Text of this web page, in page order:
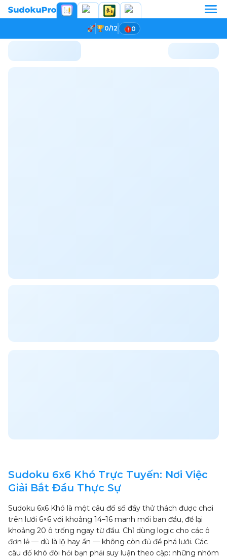
0/12 0
Sudoku 6x6 Khó Trực Tuyến: Nơi Việc
Giải Bắt Đầu Thực Sự
Sudoku 6x6 Khó là một câu đố số đầy thử thách được chơi
trên lưới 6×6 với khoảng 14–16 manh mối ban đầu, để lại
khoảng 20 ô trống ngay từ đầu. Chỉ dùng logic cho các ô
đơn lẻ — dù là lộ hay ẩn — không còn đủ để phá lưới. Các
câu đố khó đòi hỏi bạn phải suy luận theo cặp: những nhóm